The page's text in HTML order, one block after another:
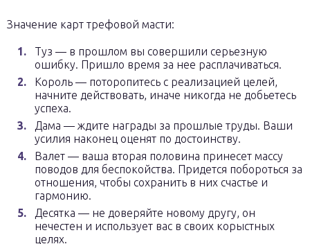
Значение карт трефовой масти:
Туз — в прошлом вы совершили серьезную
ошибку. Пришло время за нее расплачиваться.
Король — поторопитесь с реализацией целей,
начните действовать, иначе никогда не добьетесь
успеха.
Дама — ждите награды за прошлые труды. Ваши
усилия наконец оценят по достоинству.
Валет — ваша вторая половина принесет массу
поводов для беспокойства. Придется побороться за
отношения, чтобы сохранить в них счастье и
гармонию.
Десятка — не доверяйте новому другу, он
нечестен и использует вас в своих корыстных
целях.